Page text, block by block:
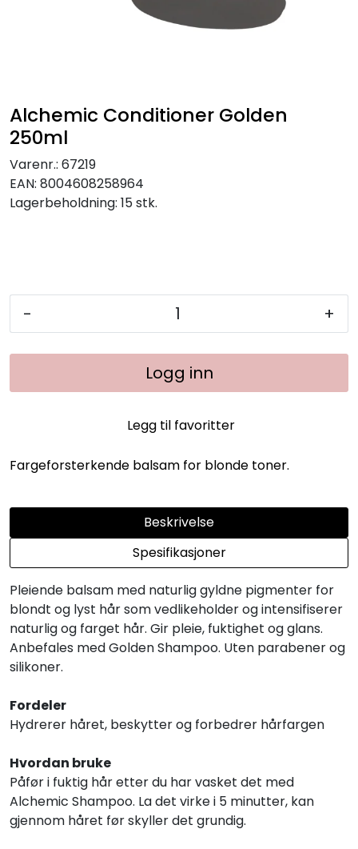
Alchemic Conditioner Golden
250ml
Varenr.: 67219
EAN: 8004608258964
Lagerbeholdning: 15 stk.
- +
Logg inn
Legg til favoritter
Fargeforsterkende balsam for blonde toner.
Beskrivelse
Spesifikasjoner
Pleiende balsam med naturlig gyldne pigmenter for
blondt og lyst hår som vedlikeholder og intensifiserer
naturlig og farget hår. Gir pleie, fuktighet og glans.
Anbefales med Golden Shampoo. Uten parabener og
silikoner.
Fordeler
Hydrerer håret, beskytter og forbedrer hårfargen
Hvordan bruke
Påfør i fuktig hår etter du har vasket det med
Alchemic Shampoo. La det virke i 5 minutter, kan
gjennom håret før skyller det grundig.